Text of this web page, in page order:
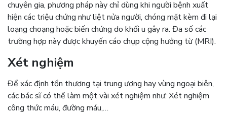
chuyên gia, phương pháp này chỉ dùng khi người bệnh xuất
hiện các triệu chứng như liệt nửa người, chóng mặt kèm đi lại
loạng choạng hoặc biến chứng do khối u gây ra. Đa số các
trường hợp này được khuyến cáo chụp cộng hưởng từ (MRI).
Xét nghiệm
Để xác định tổn thương tại trung ương hay vùng ngoại biên,
các bác sĩ có thể làm một vài xét nghiệm như: Xét nghiệm
công thức máu, đường máu,…